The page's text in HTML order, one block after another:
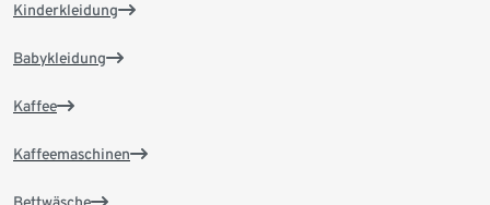
Kinderkleidung
Babykleidung
Kaffee
Kaffeemaschinen